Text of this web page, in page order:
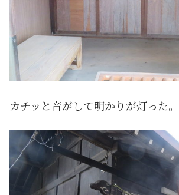
カチッと音がして明かりが灯った。